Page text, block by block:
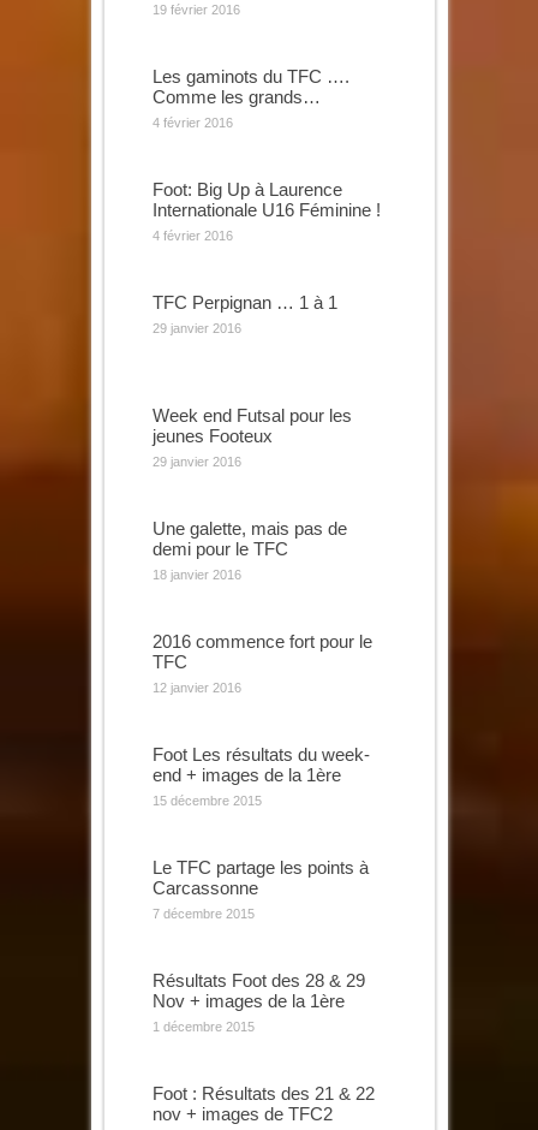
19 février 2016
Les gaminots du TFC ….
Comme les grands…
4 février 2016
Foot: Big Up à Laurence
Internationale U16 Féminine !
4 février 2016
TFC Perpignan … 1 à 1
29 janvier 2016
Week end Futsal pour les
jeunes Footeux
29 janvier 2016
Une galette, mais pas de
demi pour le TFC
18 janvier 2016
2016 commence fort pour le
TFC
12 janvier 2016
Foot Les résultats du week-
end + images de la 1ère
15 décembre 2015
Le TFC partage les points à
Carcassonne
7 décembre 2015
Résultats Foot des 28 & 29
Nov + images de la 1ère
1 décembre 2015
Foot : Résultats des 21 & 22
nov + images de TFC2